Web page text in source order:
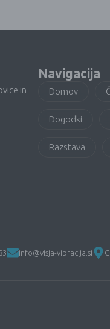
in
Navigacija
Domov
Dogodki
Razstava
info@visja-vibracija.si